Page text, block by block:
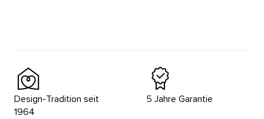
Design-Tradition seit
1964
5 Jahre Garantie